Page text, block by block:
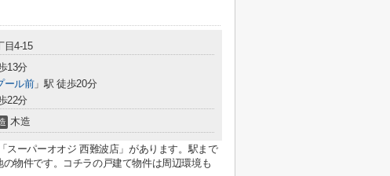
目4-15
13分
ール前」駅 徒歩20分
22分
木造
スーパーオオジ 西難波店」があります。駅まで
物件です。コチラの戸建て物件は周辺環境も